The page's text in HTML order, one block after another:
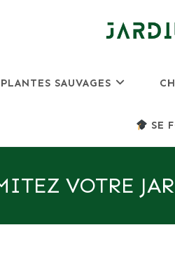
PLANTES SAUVAGES
SE
VOTRE